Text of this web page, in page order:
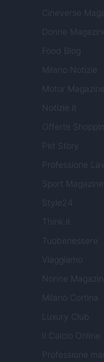
Cineverse
Donne Magazine
Food Blog
Milano Notizie
Motor Magazine
Notizie.it
Offerte
Pet Story
Professione
Sport Magazine
Style24
Think.it
Tuobenessere
Viaggiamo
Nonne Magazine
Milano Cortina
Luxury Club
Il Calcio Online
Professione